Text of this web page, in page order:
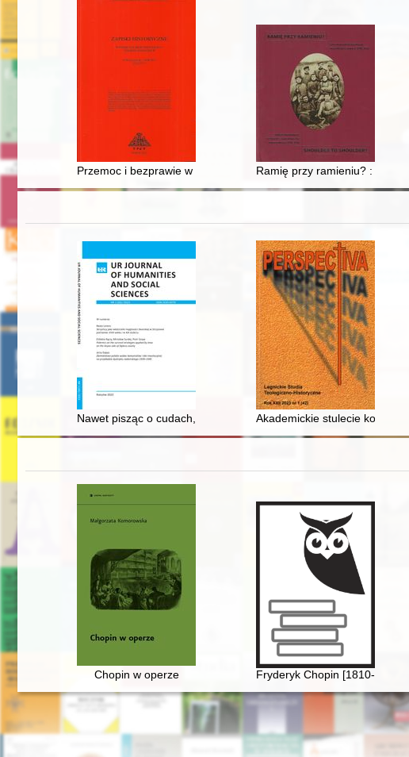
Przemoc i bezprawie w okresie zasiedlenia południowej części
Ramię przy ramieniu? : Żydzi
Nawet pisząc o cudach, lepiej trzymać się faktów : kilka refleksji
Akademickie stulecie kobiet
Chopin w operze Fryderyk Chopin [1810-1849]